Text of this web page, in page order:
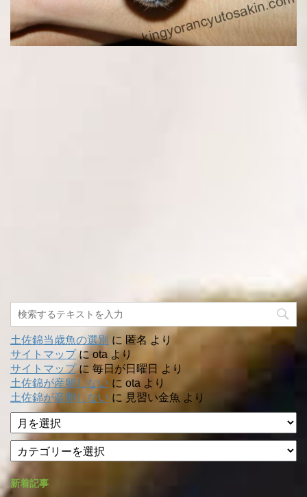
土佐錦当歳魚の選別 に 匿名 より
サイトマップにota より
サイトマップに 毎日が日曜日 より
土佐錦が産卵しない に ota より
土佐錦が産卵しない に 見習い金魚 より
ア
ー
イ
ブ
テ
ゴ
リ
新着記事